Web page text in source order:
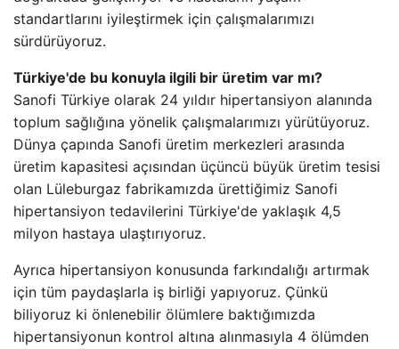
standartlarını iyileştirmek için çalışmalarımızı
sürdürüyoruz.
Türkiye'de bu konuyla ilgili bir üretim var mı?
Sanofi Türkiye olarak 24 yıldır hipertansiyon alanında
toplum sağlığına yönelik çalışmalarımızı yürütüyoruz.
Dünya çapında Sanofi üretim merkezleri arasında
üretim kapasitesi açısından üçüncü büyük üretim tesisi
olan Lüleburgaz fabrikamızda ürettiğimiz Sanofi
hipertansiyon tedavilerini Türkiye'de yaklaşık 4,5
milyon hastaya ulaştırıyoruz.
Ayrıca hipertansiyon konusunda farkındalığı artırmak
için tüm paydaşlarla iş birliği yapıyoruz. Çünkü
biliyoruz ki önlenebilir ölümlere baktığımızda
hipertansiyonun kontrol altına alınmasıyla 4 ölümden